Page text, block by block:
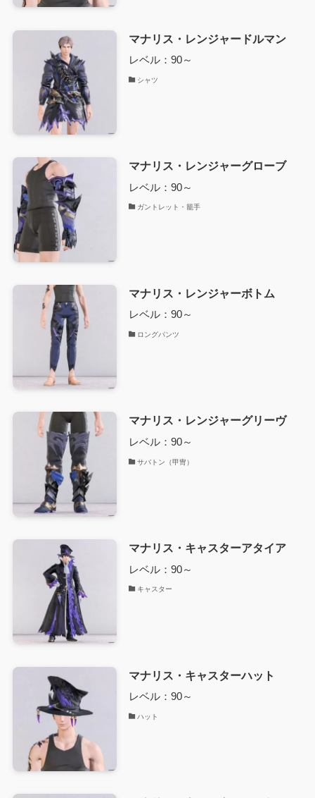
マナリス・レンジャードルマン
レベル：90～
シャツ
マナリス・レンジャーグローブ
レベル：90～
ガントレット・籠手
マナリス・レンジャーボトム
レベル：90～
ロングパンツ
マナリス・レンジャーグリーヴ
レベル：90～
サバトン（甲冑）
マナリス・キャスターアタイア
レベル：90～
キャスター
マナリス・キャスターハット
レベル：90～
ハット